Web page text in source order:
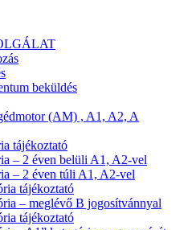
beküldés
(AM) , A1, A2, A
tájékoztató
– 2 éven belüli A1, A2-vel
– 2 éven túli A1, A2-vel
tájékoztató
– meglévő B jogosítvánnyal
tájékoztató